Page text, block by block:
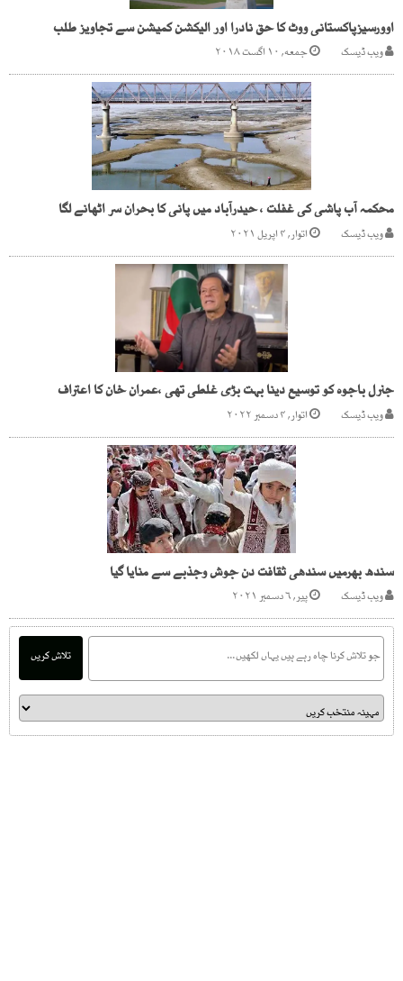
اوورسیزپاکستانی ووٹ کا حق نادرا اور الیکشن کمیشن سے تجاویز طلب
ویب ڈیسک جمعه, ۱۰ اگست ۲۰۱۸
محکمہ آب پاشی کی غفلت ، حیدرآباد میں پانی کا بحران سر اٹھانے لگا
ویب ڈیسک اتوار, ۴ اپریل ۲۰۲۱
جنرل باجوہ کو توسیع دینا بہت بڑی غلطی تھی ،عمران خان کا اعتراف
ویب ڈیسک اتوار, ۴ دسمبر ۲۰۲۲
سندھ بھرمیں سندھی ثقافت دن جوش وجذبے سے منایا گیا
ویب ڈیسک پیر, ۶ دسمبر ۲۰۲۱
تلاش کریں